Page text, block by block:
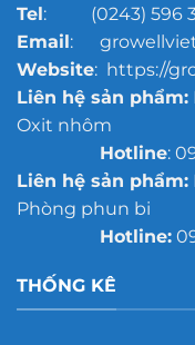
Tel: (0243) 596
Email:
Website: https://
Liên hệ sản phẩm:
Oxit nhôm
Hotline:
Liên hệ sản phẩm:
Phòng phun bi
Hotline:
THỐNG KÊ